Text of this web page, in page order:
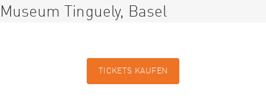
Museum Tinguely, Basel
TICKETS KAUFEN